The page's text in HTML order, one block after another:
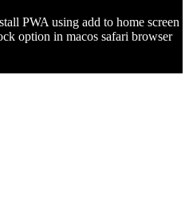
PWA using add to home screen
option in macos safari browser